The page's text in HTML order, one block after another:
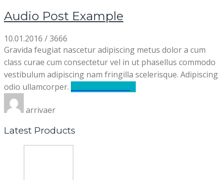
Audio Post Example
10.01.2016 /3666
Gravida feugiat nascetur adipiscing metus dolor a cum
class curae cum consectetur vel in ut phasellus commodo
vestibulum adipiscing nam fringilla scelerisque. Adipiscing
odio ullamcorper.
arrivaer
Latest Products